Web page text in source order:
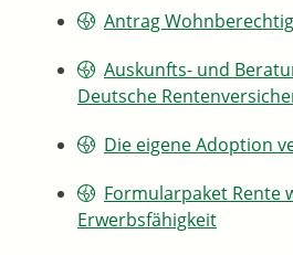
Antrag
Auskunfts- und
Deutsche
Die eigene Adoption
Formularpaket Rente
Erwerbsfähigkeit